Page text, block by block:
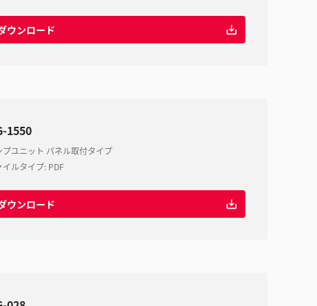
ウンロード
1550
プユニット パネル取付タイプ
イルタイプ: PDF
ウンロード